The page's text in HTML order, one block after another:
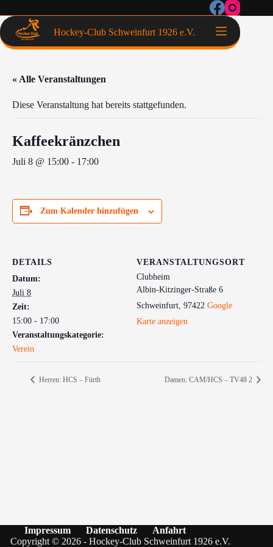
Hockey-Club Schweinfurt 1926 e.V.
« Alle Veranstaltungen
Diese Veranstaltung hat bereits stattgefunden.
Kaffeekränzchen
Juli 8 @ 15:00 - 17:00
Zum Kalender hinzufügen
DETAILS
Datum:
Juli 8
Zeit:
15:00 - 17:00
Veranstaltungskategorie:
Verein
VERANSTALTUNGSORT
Clubheim
Albin-Kitzinger-Straße 6
Schweinfurt, 97422 Google
Karte anzeigen
Herren: HCS – Fürth Damen: CAM/HCS – TV48 2
Impressum Datenschutz
Anfahrt
Copyright © 2026 - Hockey-Club Schweinfurt 1926 e.V.